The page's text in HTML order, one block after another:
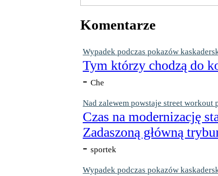
Komentarze
Wypadek podczas pokazów
Tym którzy chodzą do
- Che
Nad zalewem powstaje street workout
Czas na modernizację
Zadaszoną główną
- sportek
Wypadek podczas pokazów